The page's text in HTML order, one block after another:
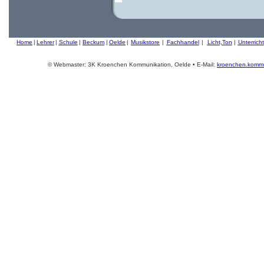
Home | Lehrer| Schule | Beckum | Oelde | Musikstore | Fachhandel | Licht,Ton | Unterricht
© Webmaster: 3K Kroenchen Kommunikation, Oelde • E-Mail: